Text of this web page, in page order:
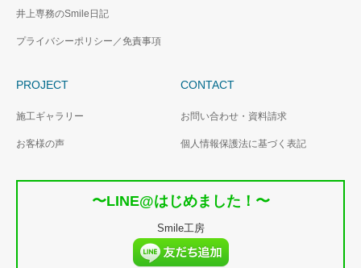
井上専務のSmile日記
プライバシーポリシー／免責事項
PROJECT
施工ギャラリー
お客様の声
CONTACT
お問い合わせ・資料請求
個人情報保護法に基づく表記
〜LINE@はじめました！〜
Smile工房